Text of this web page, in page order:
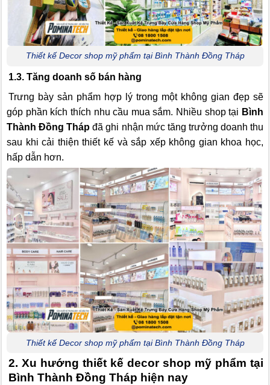
Thiết kế Decor shop mỹ phẩm tại Bình Thành Đồng Tháp
1.3. Tăng doanh số bán hàng
Trưng bày sản phẩm hợp lý trong một không gian đẹp sẽ
góp phần kích thích nhu cầu mua sắm. Nhiều shop tại Bình
Thành Đồng Tháp đã ghi nhận mức tăng trưởng doanh thu
sau khi cải thiện thiết kế và sắp xếp không gian khoa học,
hấp dẫn hơn.
Thiết kế Decor shop mỹ phẩm tại Bình Thành Đồng Tháp
2. Xu hướng thiết kế decor shop mỹ phẩm tại
Bình Thành Đồng Tháp hiện nay